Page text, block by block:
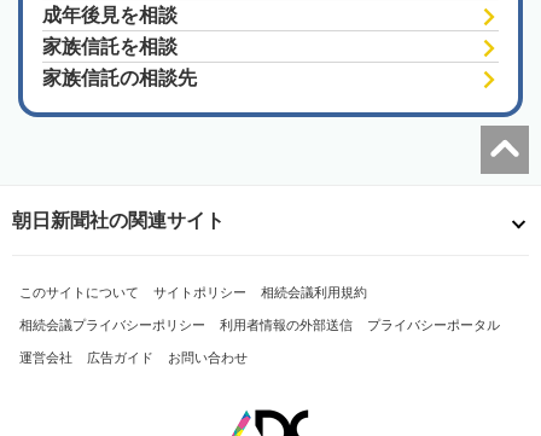
成年後見を相談
家族信託を相談
家族信託の相談先
朝日新聞社の関連サイト
このサイトについて サイトポリシー 相続会議利用規約
相続会議プライバシーポリシー 利用者情報の外部送信 プライバシーポータル
運営会社 広告ガイド お問い合わせ